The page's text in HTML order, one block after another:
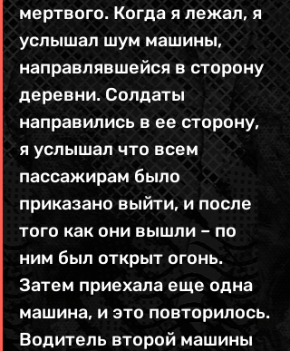
мертвого. Когда я лежал, я
услышал шум машины,
направлявшейся в сторону
деревни. Солдаты
направились в ее сторону,
я услышал что всем
пассажирам было
приказано выйти, и после
того как они вышли – по
ним был открыт огонь.
Затем приехала еще одна
машина, и это повторилось.
Водитель второй машины